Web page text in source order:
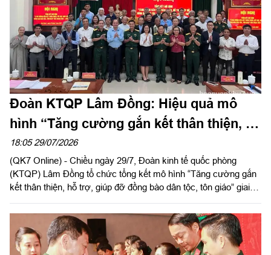
Công ty Tây Nam cùng đông đảo cán bộ, đoàn viên, người lao
động Công ty Cảng ICD Tây Nam.
Đoàn KTQP Lâm Đồng: Hiệu quả mô
hình “Tăng cường gắn kết thân thiện, hỗ
trợ, giúp đỡ đồng bào dân tộc, tôn giáo”
18:05 29/07/2026
(QK7 Online) - Chiều ngày 29/7, Đoàn kinh tế quốc phòng
(KTQP) Lâm Đồng tổ chức tổng kết mô hình “Tăng cường gắn
kết thân thiện, hỗ trợ, giúp đỡ đồng bào dân tộc, tôn giáo” giai
Chính trị Quân khu dự chỉ đạo hội nghị.